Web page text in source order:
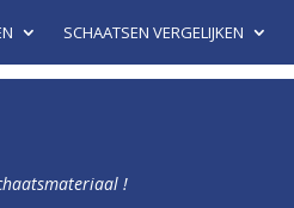
SCHAATSEN VERGELIJKEN
!